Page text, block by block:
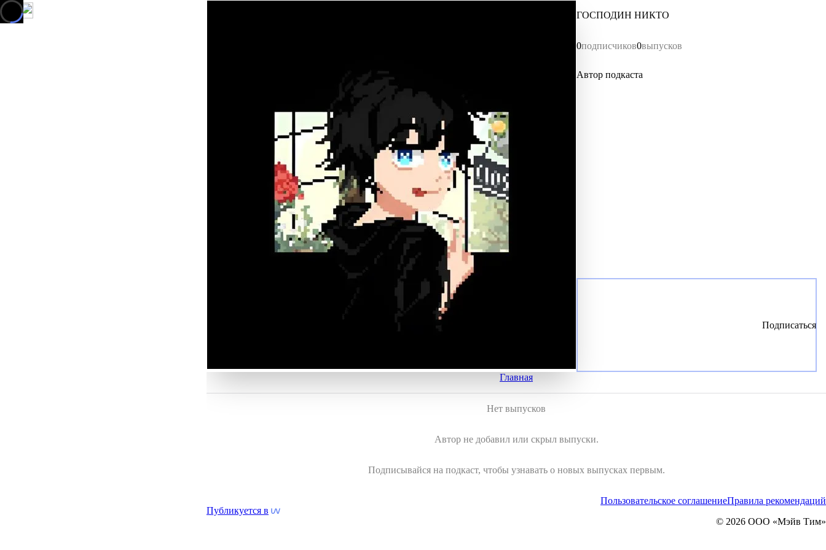
ГОСПОДИН НИКТО
0подписчиков0выпусков
Автор подкаста
Подписаться
Главная
Нет выпусков
Автор не добавил или скрыл выпуски.
Подписывайся на подкаст, чтобы узнавать о новых выпусках первым.
Публикуется в
Пользовательское соглашениеПравила рекомендаций
© 2026 ООО «Мэйв Тим»